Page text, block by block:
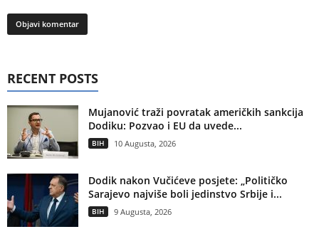
RECENT POSTS
Mujanović traži povratak američkih sankcija
Dodiku: Pozvao i EU da uvede...
BIH 10 Augusta, 2026
Dodik nakon Vučićeve posjete: „Političko
Sarajevo najviše boli jedinstvo Srbije i...
BIH 9 Augusta, 2026